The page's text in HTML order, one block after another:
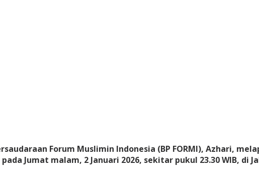
Forum Muslimin Indonesia (BP FORMI), Azhari,
Jumat malam, 2 Januari 2026, sekitar pukul 23.30 WIB, di